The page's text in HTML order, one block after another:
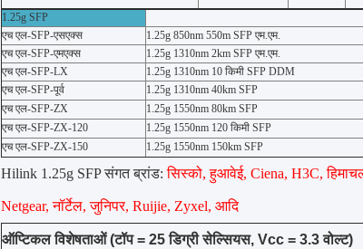
1.25g SFP
एच एल-SFP-एसएक्स
1.25g 850nm 550m SFP एम.एम.
एच एल-SFP-एमएक्स
1.25g 1310nm 2km SFP एम.एम.
एच एल-SFP-LX
1.25g 1310nm 10 किमी SFP DDM
एच एल-SFP-पूर्व
1.25g 1310nm 40km SFP
एच एल-SFP-ZX
1.25g 1550nm 80km SFP
एच एल-SFP-ZX-120
1.25g 1550nm 120 किमी SFP
एच एल-SFP-ZX-150
1.25g 1550nm 150km SFP
Hilink 1.25g SFP संगत ब्रांड:सिस्को, हुआवेई, Ciena, H3C,
Netgear, नॉर्टेल, जुनिपर, Ruijie, Zyxel, आदि
ऑप्टिकल विशेषताओं (टॉप = 25 डिग्री सेल्सियस, Vcc = 3.3 वोल्ट)